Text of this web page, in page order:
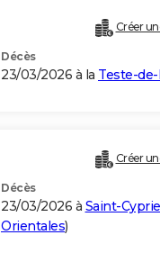
Créer
Décès
23/03/2026 à la Teste-
Créer
Décès
23/03/2026 à Saint-
Orientales)